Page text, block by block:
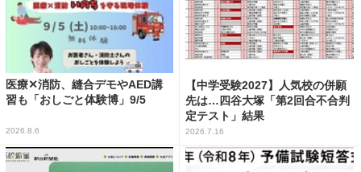
医療✕消防、縫合デモやAED講
習も「おしごと体験博」9/5
2026.8.6
【中学受験2027】人気校の併願
先は…四谷大塚「第2回合不合判
定テスト」結果
2026.7.16